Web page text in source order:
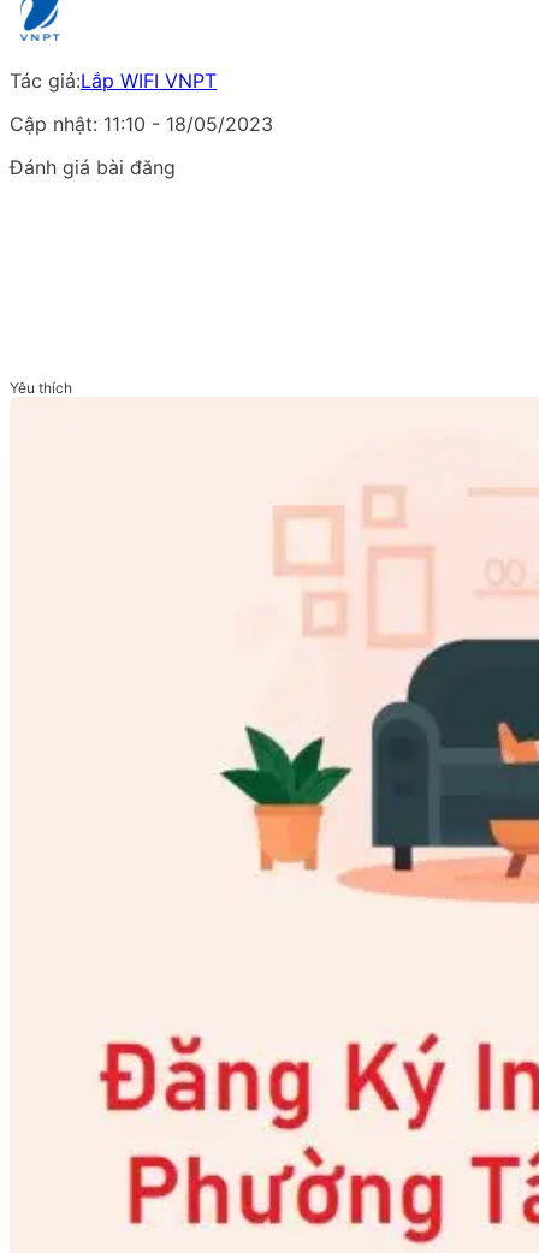
Tác giả:Lắp WIFI VNPT
Cập nhật: 11:10 - 18/05/2023
Đánh giá bài đăng
Yêu thích